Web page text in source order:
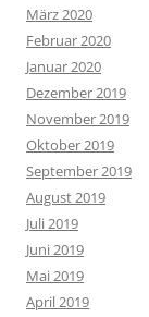
März 2020
Februar 2020
Januar 2020
Dezember 2019
November 2019
Oktober 2019
September 2019
August 2019
Juli 2019
Juni 2019
Mai 2019
April 2019